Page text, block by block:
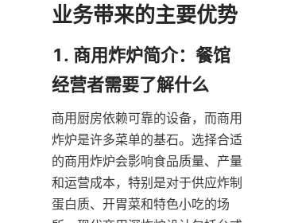
1. 商用炸炉简介：餐馆
商用厨房依赖可靠的设备，而商用
炸炉是许多菜单的基石。选择合适
的商用炸炉会影响食品质量、产量
和运营成本，特别是对于供应炸制
蛋白质、开胃菜和特色小吃的场